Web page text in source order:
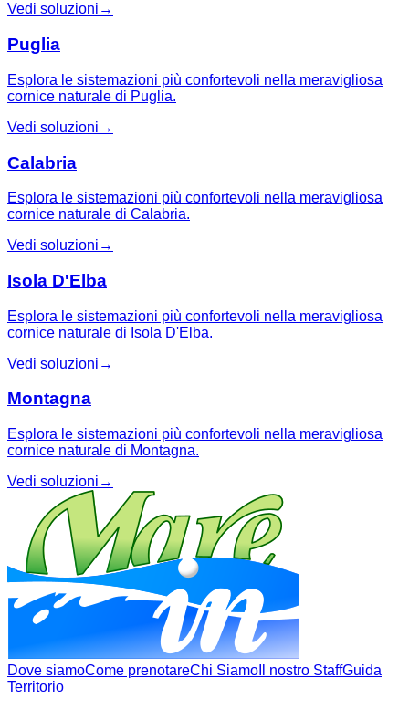
Vedi soluzioni →
Puglia
Esplora le sistemazioni più confortevoli nella meravigliosa
cornice naturale di Puglia.
Vedi soluzioni →
Calabria
Esplora le sistemazioni più confortevoli nella meravigliosa
cornice naturale di Calabria.
Vedi soluzioni →
Isola D'Elba
Esplora le sistemazioni più confortevoli nella meravigliosa
cornice naturale di Isola D'Elba.
Vedi soluzioni →
Montagna
Esplora le sistemazioni più confortevoli nella meravigliosa
cornice naturale di Montagna.
Vedi soluzioni →
Dove siamoCome prenotareChi Siamo Il nostro StaffGuida
Territorio